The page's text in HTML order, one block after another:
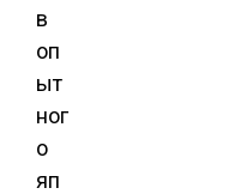
в
оп
ыт
ног
о
яп